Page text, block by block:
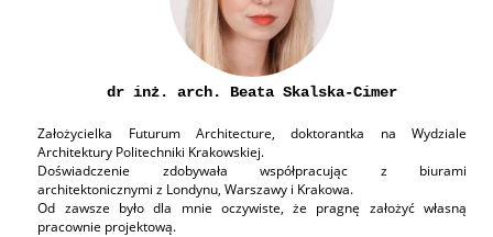
dr inż. arch. Beata Skalska-Cimer
Założycielka Futurum Architecture, doktorantka na Wydziale
Architektury Politechniki Krakowskiej.
Doświadczenie zdobywała współpracując z biurami
architektonicznymi z Londynu, Warszawy i Krakowa.
Od zawsze było dla mnie oczywiste, że pragnę założyć własną
pracownie projektową.